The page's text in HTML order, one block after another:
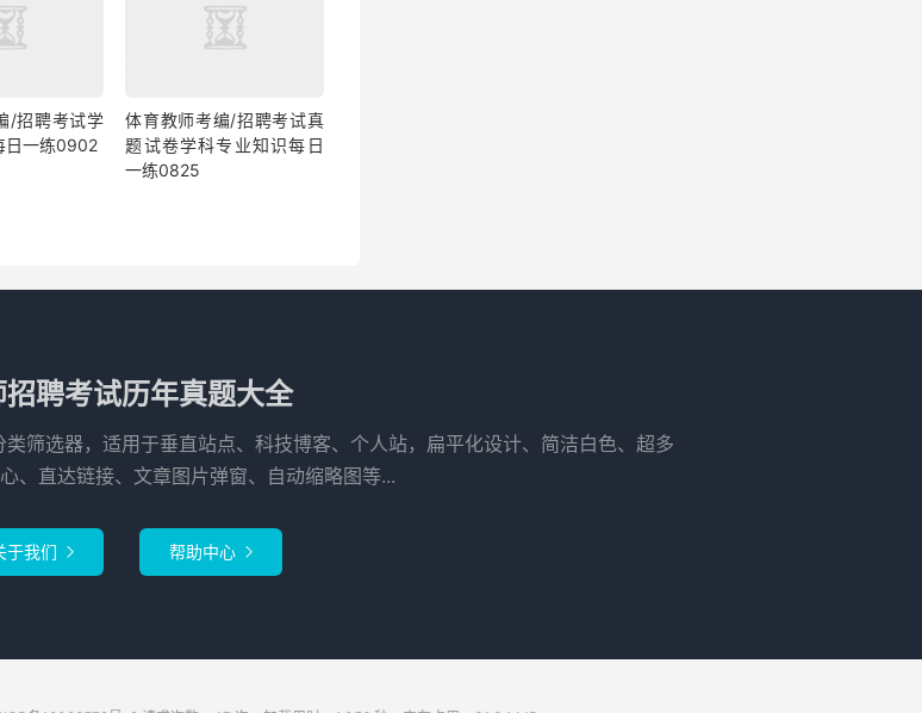
/招聘考试学
日一练0902
体育教师考编/招聘考试真
题试卷学科专业知识每日
一练0825
招聘考试历年真题大全
筛选器，适用于垂直站点、科技博客、个人站，扁平化设计、简洁白色、超多
、直达链接、文章图片弹窗、自动缩略图等...
于我们  帮助中心 